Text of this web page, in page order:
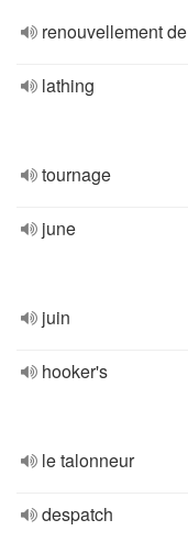
renouvellement
lathing
tournage
june
juin
hooker's
le talonneur
despatch